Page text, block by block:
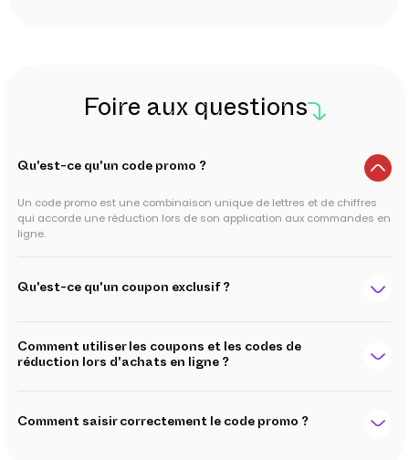
Foire aux questions
Qu'est-ce qu'un code promo ?
Un code promo est une combinaison unique de lettres et de chiffres
qui accorde une réduction lors de son application aux commandes en
ligne.
Qu'est-ce qu'un coupon exclusif ?
Comment utiliser les coupons et les codes de
réduction lors d'achats en ligne ?
Comment saisir correctement le code promo ?